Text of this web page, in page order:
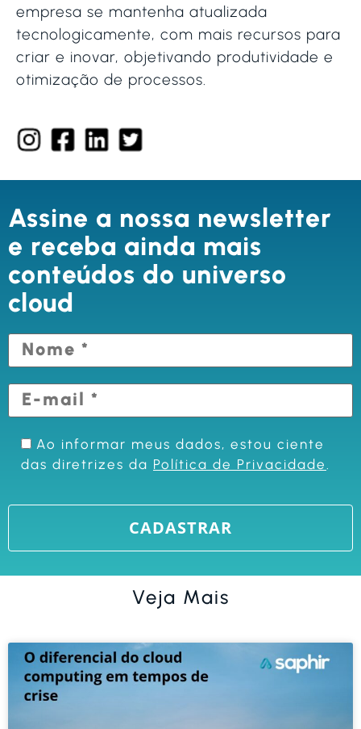
empresa se mantenha atualizada
tecnologicamente, com mais recursos para
criar e inovar, objetivando produtividade e
otimização de processos.
Assine a nossa newsletter
e receba ainda mais
conteúdos do universo
cloud
Ao informar meus dados, estou ciente
das diretrizes da Política de Privacidade.
Veja Mais